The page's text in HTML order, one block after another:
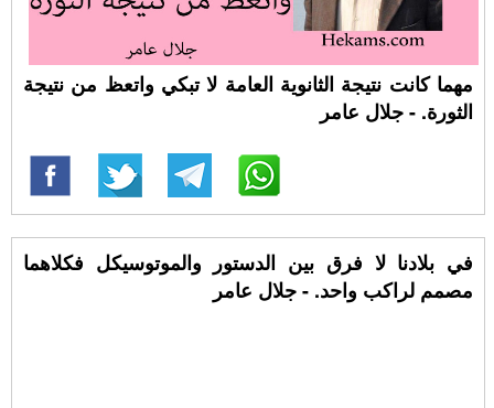
مهما كانت نتيجة الثانوية العامة لا تبكي واتعظ من نتيجة
الثورة. - جلال عامر
‏في بلادنا لا فرق بين الدستور والموتوسيكل فكلاهما
مصمم لراكب واحد. - جلال عامر